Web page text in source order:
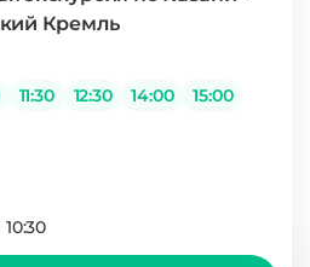
Кремль
11:30 12:30 14:00
15:00